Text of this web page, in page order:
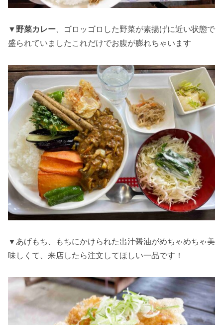
▼ 野菜カレー 、ゴロッゴロした野菜が素揚げに近い状態で
盛られていましたこれだけでお腹が膨れちゃいます
▼あげもち、もちにかけられた出汁醤油がめちゃめちゃ美
味しくて、来店したら注文してほしい一品です！